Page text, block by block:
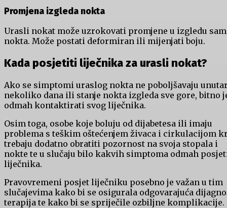
Promjena izgleda nokta
Urasli nokat može uzrokovati promjene u izgledu
nokta. Može postati deformiran ili mijenjati boju.
Kada posjetiti liječnika za urasli nokat?
Ako se simptomi uraslog nokta ne poboljšavaju
nekoliko dana ili stanje nokta izgleda sve gore, bitno
odmah kontaktirati svog liječnika.
Osim toga, osobe koje boluju od dijabetesa ili imaju
problema s teškim oštećenjem živaca i cirkulacijom
trebaju dodatno obratiti pozornost na svoja stopala i
nokte te u slučaju bilo kakvih simptoma odmah
liječnika.
Pravovremeni posjet liječniku posebno je važan u tim
slučajevima kako bi se osigurala odgovarajuća
terapija te kako bi se spriječile ozbiljne komplikacije.